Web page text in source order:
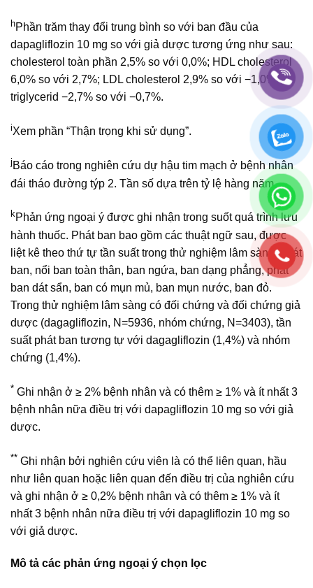
hPhần trăm thay đổi trung bình so với ban đầu của
dapagliflozin 10 mg so với giả dược tương ứng như sau:
cholesterol toàn phần 2,5% so với 0,0%; HDL cholesterol
6,0% so với 2,7%; LDL cholesterol 2,9% so với −1,0%;
triglycerid −2,7% so với −0,7%.
iXem phần “Thận trọng khi sử dụng”.
j Báo cáo trong nghiên cứu dự hậu tim mạch ở bệnh nhân
đái tháo đường týp 2. Tần số dựa trên tỷ lệ hàng năm.
kPhản ứng ngoại ý được ghi nhận trong suốt quá trình lưu
hành thuốc. Phát ban bao gồm các thuật ngữ sau, được
liệt kê theo thứ tự tần suất trong thử nghiệm lâm sàng: phát
ban, nổi ban toàn thân, ban ngứa, ban dạng phẳng, phát
ban dát sẩn, ban có mụn mủ, ban mụn nước, ban đỏ.
Trong thử nghiệm lâm sàng có đối chứng và đối chứng giả
dược (dagagliflozin, N=5936, nhóm chứng, N=3403), tần
suất phát ban tương tự với dagagliflozin (1,4%) và nhóm
chứng (1,4%).
* Ghi nhận ở ≥ 2% bệnh nhân và có thêm ≥ 1% và ít nhất 3
bệnh nhân nữa điều trị với dapagliflozin 10 mg so với giả
dược.
** Ghi nhận bởi nghiên cứu viên là có thể liên quan, hầu
như liên quan hoặc liên quan đến điều trị của nghiên cứu
và ghi nhận ở ≥ 0,2% bệnh nhân và có thêm ≥ 1% và ít
nhất 3 bệnh nhân nữa điều trị với dapagliflozin 10 mg so
với giả dược.
Mô tả các phản ứng ngoại ý chọn lọc